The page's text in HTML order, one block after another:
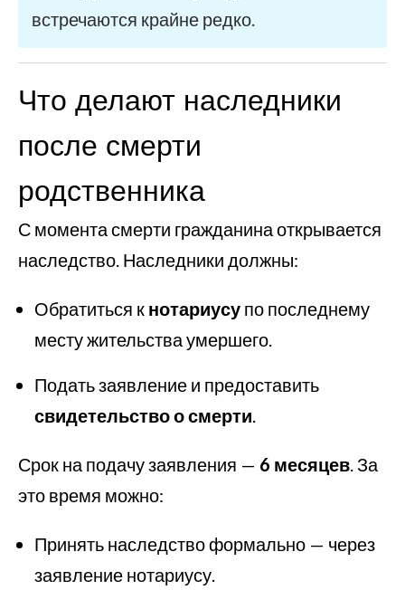
встречаются крайне редко.
Что делают наследники
после смерти
родственника
С момента смерти гражданина открывается
наследство. Наследники должны:
Обратиться к нотариусу по последнему
месту жительства умершего.
Подать заявление и предоставить
свидетельство о смерти.
Срок на подачу заявления — 6 месяцев. За
это время можно:
Принять наследство формально — через
заявление нотариусу.